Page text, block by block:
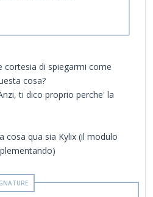
cortesia di spiegarmi come
cosa?
ti dico proprio perche' la
cosa qua sia Kylix (il modulo